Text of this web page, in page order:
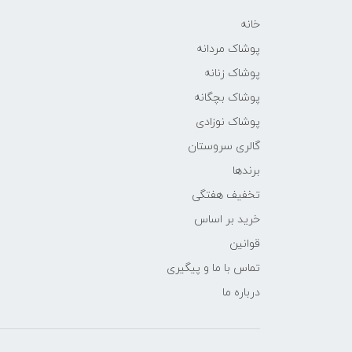
خانه
پوشاک مردانه
پوشاک زنانه
پوشاک بچگانه
پوشاک نوزادی
گالری سروستان
برندها
تخفیف هفتگی
خرید بر اساس
قوانین
تماس با ما و پیگیری
درباره ما